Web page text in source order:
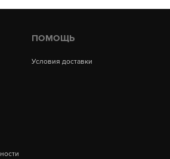
ПОМОЩЬ
Условия доставки